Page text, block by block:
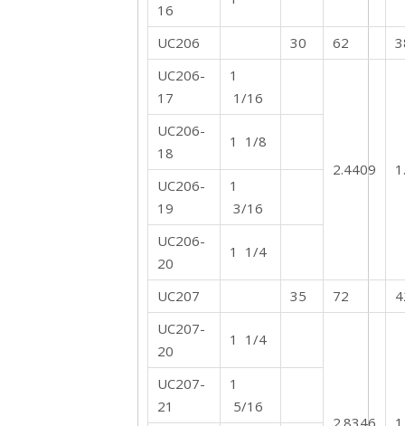
16
UC206 30 62
UC206-
17
1
1/16
2.4409
UC206-
18
1 1/8
UC206-
19
1
3/16
UC206-
20
1 1/4
UC207 35 72
UC207-
20
1 1/4
2.8346
UC207-
21
1
5/16